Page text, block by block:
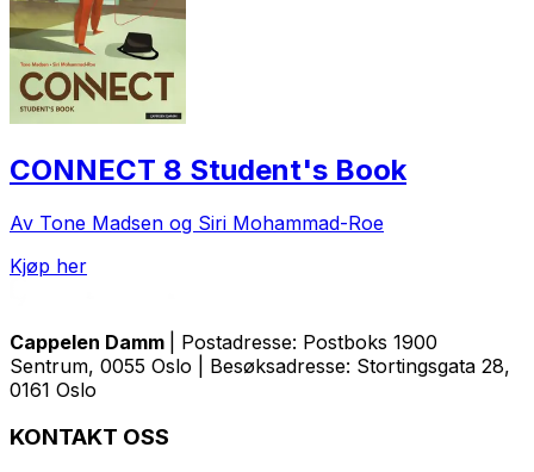
CONNECT 8 Student's Book
Av Tone Madsen og Siri Mohammad-Roe
Kjøp her
Cappelen Damm
| Postadresse: Postboks 1900
Sentrum, 0055 Oslo | Besøksadresse: Stortingsgata 28,
0161 Oslo
KONTAKT OSS